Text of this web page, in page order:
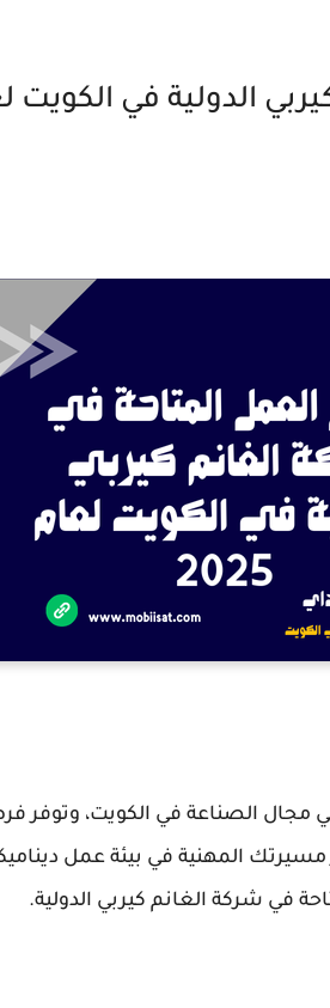
الدولية في الكويت
في مجال الصناعة في الكويت، وتوفر
المهنية في بيئة عمل
في شركة الغانم كيربي الدولية.